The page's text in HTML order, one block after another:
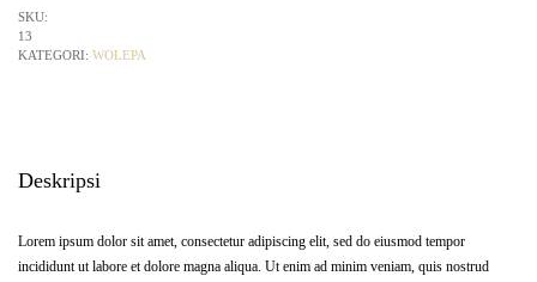
SKU:
13
KATEGORI: WOLEPA
Deskripsi
Lorem ipsum dolor sit amet, consectetur adipiscing elit, sed do eiusmod tempor
incididunt ut labore et dolore magna aliqua. Ut enim ad minim veniam, quis nostrud